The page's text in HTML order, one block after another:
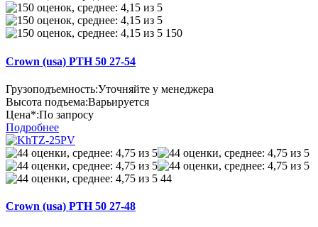
150
Crown (usa) PTH 50 27-54
Грузоподъемность:Уточняйте у менеджера
Высота подъема:Варьируется
Цена*:По запросу
Подробнее
44
Crown (usa) PTH 50 27-48